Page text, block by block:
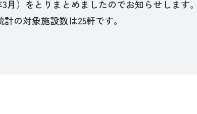
）をとりまとめましたのでお知らせします。
の対象施設数は25軒です。